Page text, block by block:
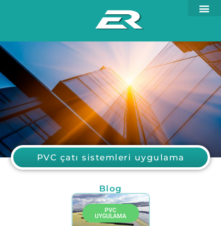
PVC çatı sistemleri uygulama
Blog
PVC
UYGULAMA